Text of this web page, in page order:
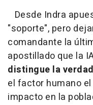
Desde Indra
"soporte", pero
comandante la
apostillado que la
distingue la
el factor humano
impacto en la